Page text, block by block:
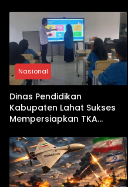
Nasional
Dinas Pendidikan
Kabupaten Lahat Sukses
Mempersiapkan TKA
Pembekalan Latihan Soal
Tanpa Internet